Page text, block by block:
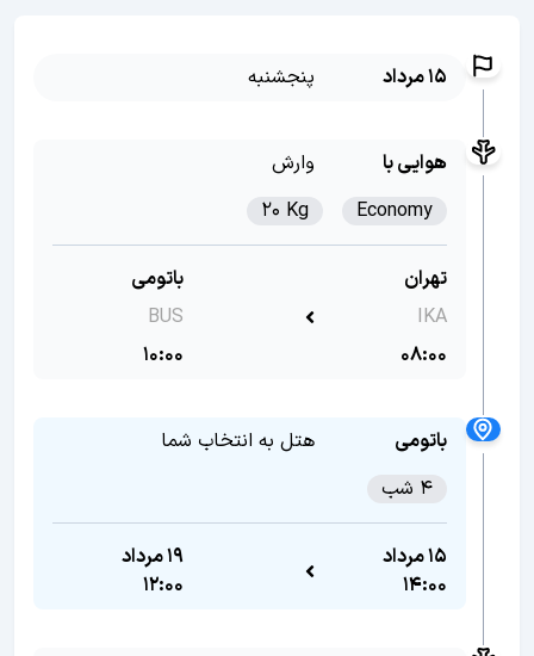
15 مرداد پنجشنبه
هوایی با
وارش
Economy
20 Kg
تهران
IKA
08:00
باتومی
BUS
10:00
باتومی
هتل به انتخاب شما
4 شب
15 مرداد
14:00
19 مرداد
12:00